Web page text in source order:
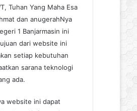
Tuhan Yang Maha Esa
dan anugerahNya
1 Banjarmasin ini
dari website ini
setiap kebutuhan
sarana teknologi
ada.
website ini dapat